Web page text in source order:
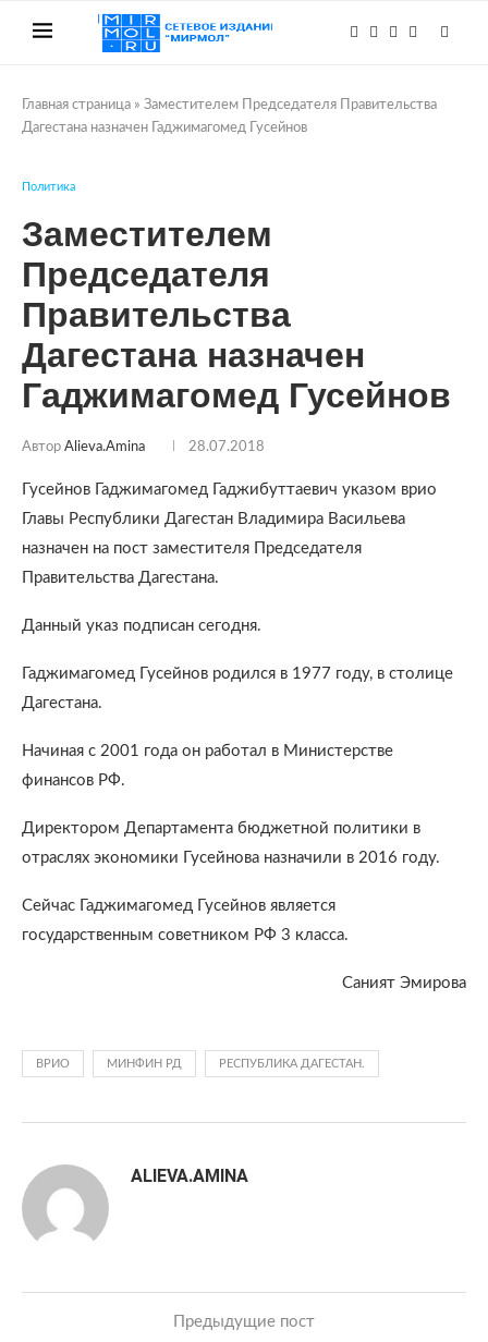
Главная страница » Заместителем Председателя Правительства
Дагестана назначен Гаджимагомед Гусейнов
Политика
Заместителем
Председателя
Правительства
Дагестана назначен
Гаджимагомед Гусейнов
Автор Alieva.amina 28.07.2018
Гусейнов Гаджимагомед Гаджибуттаевич указом врио
Главы Республики Дагестан Владимира Васильева
назначен на пост заместителя Председателя
Правительства Дагестана.
Данный указ подписан сегодня.
Гаджимагомед Гусейнов родился в 1977 году, в столице
Дагестана.
Начиная с 2001 года он работал в Министерстве
финансов РФ.
Директором Департамента бюджетной политики в
отраслях экономики Гусейнова назначили в 2016 году.
Сейчас Гаджимагомед Гусейнов является
государственным советником РФ 3 класса.
Саният Эмирова
ВРИО МИНФИН РД РЕСПУБЛИКА ДАГЕСТАН.
ALIEVA.AMINA
Предыдущие пост